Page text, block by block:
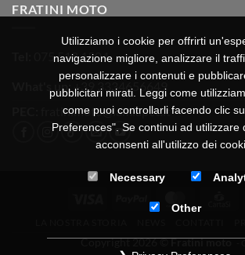
FRATINI MOTO
075 518 1504
What's up: +39 3334656649
fratinimoto@lamiapec.it
Copyright 2026 ©Fratini moto
Utilizziamo i cookie per offrirti
navigazione migliore, analizzare il
personalizzare i contenuti e
pubblicitari mirati. Leggi come
come puoi controllarli facendo clic
Preferences". Se continui ad utilizzare
acconsenti all'utilizzo dei
Necessary
Other